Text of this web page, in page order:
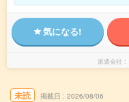
気になる!
派遣会社
未読 掲載日 2026/08/06